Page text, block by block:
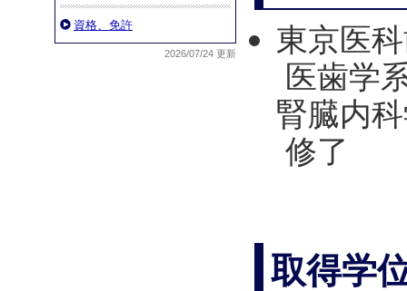
資格、免許
2026/07/24 更新
東京医
医歯学
腎臓内
修了
取得学